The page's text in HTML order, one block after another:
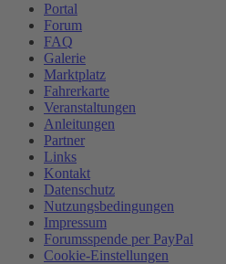
Portal
Forum
FAQ
Galerie
Marktplatz
Fahrerkarte
Veranstaltungen
Anleitungen
Partner
Links
Kontakt
Datenschutz
Nutzungsbedingungen
Impressum
Forumsspende per PayPal
Cookie-Einstellungen